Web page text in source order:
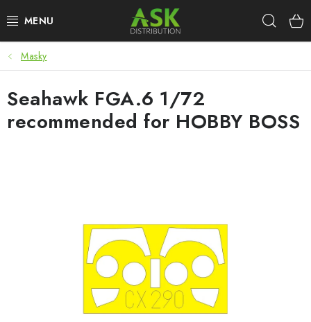
na
WARHAMMER
ASK PRODUKTY
NOVINKY
BARVY A POMŮCKY
SKY RIDERS COFFEE
Masky
Seahawk FGA.6 1/72
recommended for HOBBY BOSS